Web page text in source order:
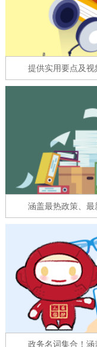
12345网上接诉即办
参与调查
走进北京
绿色北京
多语种
ENGLISH
DEUTSCH
ESPAÑOL
ITALIANO
提供实用要点及视频
涵盖最热政策、最新
政务名词集合！涵